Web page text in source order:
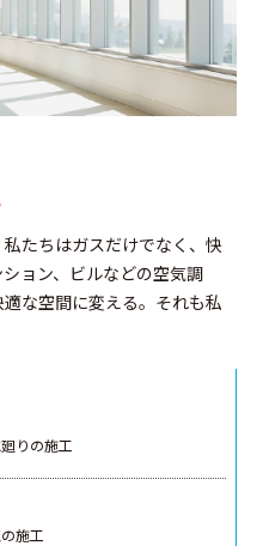
たちはガスだけでなく、快
ョン、ビルなどの空気調
な空間に変える。それも私
りの施工
施工